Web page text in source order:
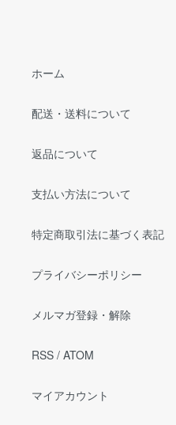
ホーム
配送・送料について
返品について
支払い方法について
特定商取引法に基づく表記
プライバシーポリシー
メルマガ登録・解除
RSS / ATOM
マイアカウント